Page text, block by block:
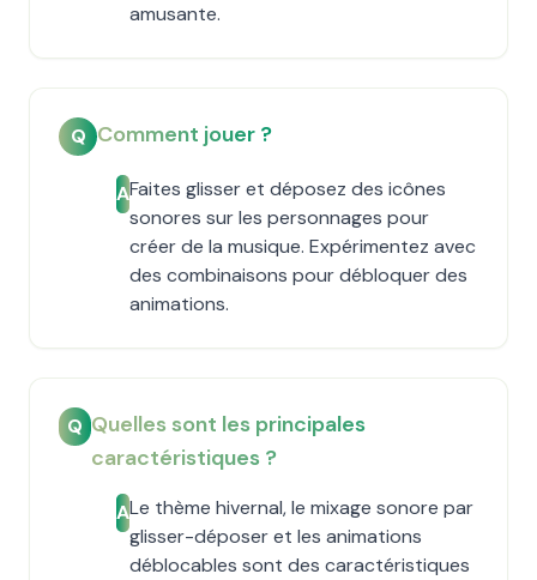
amusante.
Q Comment jouer ?
AFaites glisser et déposez des icônes
sonores sur les personnages pour
créer de la musique. Expérimentez avec
des combinaisons pour débloquer des
animations.
Q Quelles sont les principales
caractéristiques ?
ALe thème hivernal, le mixage sonore par
glisser-déposer et les animations
déblocables sont des caractéristiques